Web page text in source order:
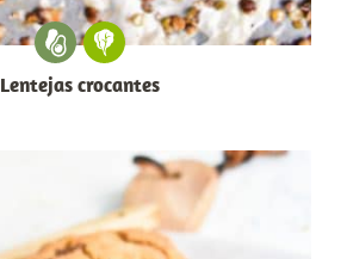
Lentejas crocantes